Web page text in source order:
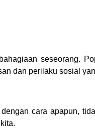
seseorang.
dan perilaku sosial
cara apapun,